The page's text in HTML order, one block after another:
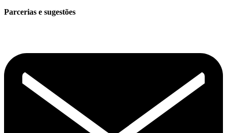
Parcerias e sugestões